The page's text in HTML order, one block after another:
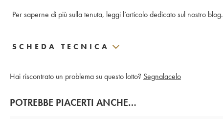
Per saperne di più sulla tenuta, leggi l’articolo dedicato sul nostro blog.
SCHEDA TECNICA
Hai riscontrato un problema su questo lotto? Segnalacelo
POTREBBE PIACERTI ANCHE…